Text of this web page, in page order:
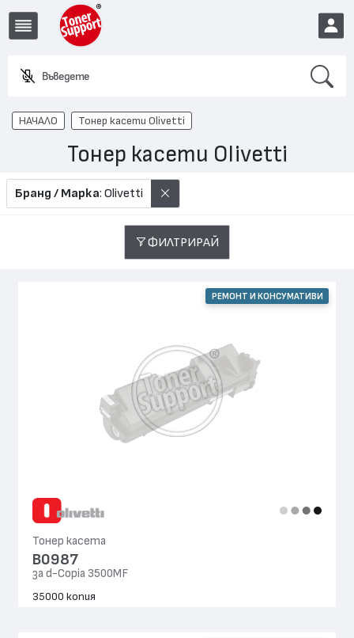
Въведете име или
НАЧАЛО Тонер касети Olivetti
Тонер касети Olivetti
Бранд / Марка: Olivetti
ФИЛТРИРАЙ
РЕМОНТ И КОНСУМАТИВИ
Тонер касета
B0987
за d-Copia 3500MF
35000 копия